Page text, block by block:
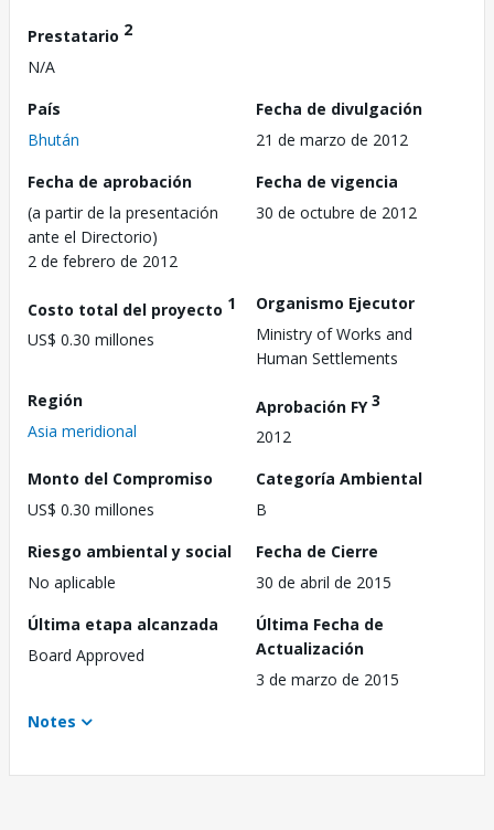
Prestatario 2
N/A
País
Bhután
Fecha de divulgación
21 de marzo de 2012
Fecha de aprobación
(a partir de la presentación
ante el Directorio)
2 de febrero de 2012
Fecha de vigencia
30 de octubre de 2012
Costo total del proyecto 1
US$ 0.30 millones
Organismo Ejecutor
Ministry of Works and
Human Settlements
Región
Asia meridional
Aprobación FY3
2012
Monto del Compromiso
US$ 0.30 millones
Categoría Ambiental
B
Riesgo ambiental y social
No aplicable
Fecha de Cierre
30 de abril de 2015
Última etapa alcanzada
Board Approved
Última Fecha de
Actualización
3 de marzo de 2015
Notes